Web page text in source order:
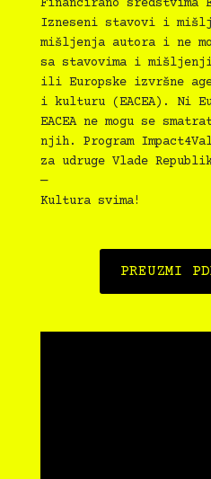
Financirano sredstvima
Izneseni stavovi i
mišljenja autora i ne
sa stavovima i
ili Europske izvršne
i kulturu (EACEA). Ni
EACEA ne mogu se
njih. Program
za udruge Vlade
—
Kultura svima!
PREUZMI